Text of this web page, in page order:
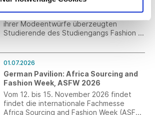
TEXOVERSUM x Kunsthalle Tübingen
Mit einer eindrucksvollen Präsentation
ihrer Modeentwürfe überzeugten
Studierende des Studiengangs Fashion &
Modedesign an der TEXOVERSUM
Fakultät Textil der Hochschule Reutlingen
am vergangenen Wochenende in der
Kunsthalle Tübingen. Die Veranstaltung
entstand als Kooperationsprojekt mit der
Kunsthalle Tübingen und fand im Rahmen
der Ausstellung „ALEX KATZ. DANCING
01.07.2026
German Pavilion: Africa Sourcing and
Fashion Week, ASFW 2026
Vom 12. bis 15. November 2026 findet
findet die internationale Fachmesse
Africa Sourcing and Fashion Week (ASFW)